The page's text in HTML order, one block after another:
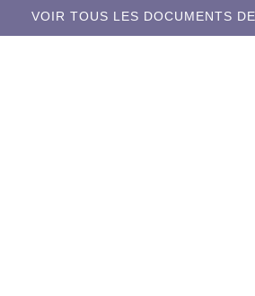
VOIR TOUS LES DOCUMENTS